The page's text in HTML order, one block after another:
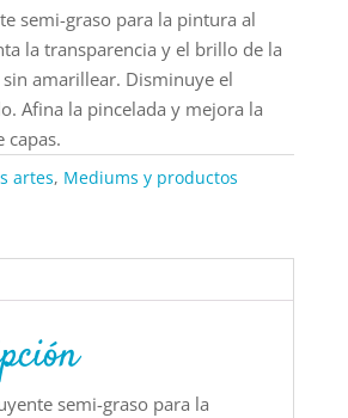
semi-graso para la pintura al
la transparencia y el brillo de la
amarillear. Disminuye el
Afina la pincelada y mejora la
capas.
artes, Mediums y productos
semi-graso para la